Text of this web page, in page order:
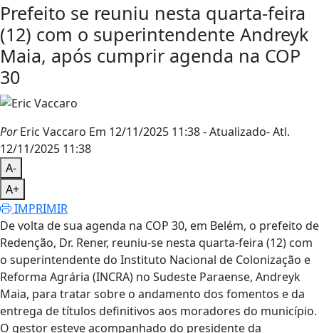
Prefeito se reuniu nesta quarta-feira
(12) com o superintendente Andreyk
Maia, após cumprir agenda na COP
30
PorEric Vaccaro Em 12/11/2025 11:38- Atualizado- Atl.
12/11/2025 11:38
A-
A+
IMPRIMIR
De volta de sua agenda na COP 30, em Belém, o prefeito de
Redenção, Dr. Rener, reuniu-se nesta quarta-feira (12) com
o superintendente do Instituto Nacional de Colonização e
Reforma Agrária (INCRA) no Sudeste Paraense, Andreyk
Maia, para tratar sobre o andamento dos fomentos e da
entrega de títulos definitivos aos moradores do município.
O gestor esteve acompanhado do presidente da